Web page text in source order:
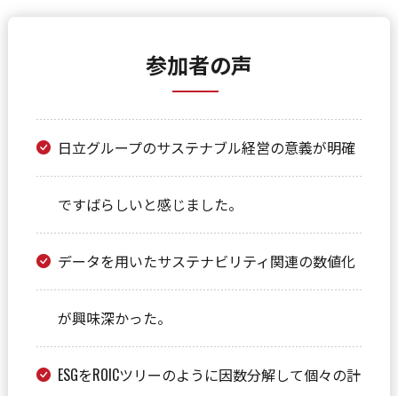
参加者の声
日立グループのサステナブル経営の意義が明確
ですばらしいと感じました。
データを用いたサステナビリティ関連の数値化
が興味深かった。
ESGをROICツリーのように因数分解して個々の計